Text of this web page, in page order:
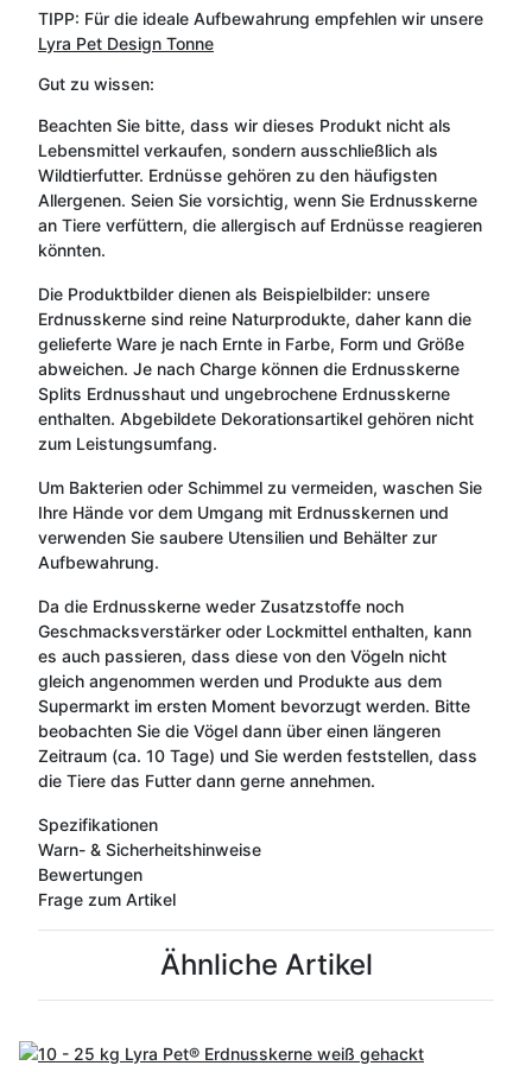
TIPP: Für die ideale Aufbewahrung empfehlen wir unsere
Lyra Pet Design Tonne
Gut zu wissen:
Beachten Sie bitte, dass wir dieses Produkt nicht als
Lebensmittel verkaufen, sondern ausschließlich als
Wildtierfutter. Erdnüsse gehören zu den häufigsten
Allergenen. Seien Sie vorsichtig, wenn Sie Erdnusskerne
an Tiere verfüttern, die allergisch auf Erdnüsse reagieren
könnten.
Die Produktbilder dienen als Beispielbilder: unsere
Erdnusskerne sind reine Naturprodukte, daher kann die
gelieferte Ware je nach Ernte in Farbe, Form und Größe
abweichen. Je nach Charge können die Erdnusskerne
Splits Erdnusshaut und ungebrochene Erdnusskerne
enthalten. Abgebildete Dekorationsartikel gehören nicht
zum Leistungsumfang.
Um Bakterien oder Schimmel zu vermeiden, waschen Sie
Ihre Hände vor dem Umgang mit Erdnusskernen und
verwenden Sie saubere Utensilien und Behälter zur
Aufbewahrung.
Da die Erdnusskerne weder Zusatzstoffe noch
Geschmacksverstärker oder Lockmittel enthalten, kann
es auch passieren, dass diese von den Vögeln nicht
gleich angenommen werden und Produkte aus dem
Supermarkt im ersten Moment bevorzugt werden. Bitte
beobachten Sie die Vögel dann über einen längeren
Zeitraum (ca. 10 Tage) und Sie werden feststellen, dass
die Tiere das Futter dann gerne annehmen.
Spezifikationen
Warn- & Sicherheitshinweise
Bewertungen
Frage zum Artikel
Ähnliche Artikel